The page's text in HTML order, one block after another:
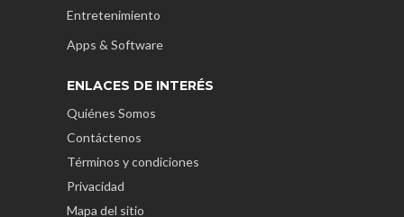
Entretenimiento
Apps & Software
ENLACES DE INTERÉS
Quiénes Somos
Contáctenos
Términos y condiciones
Privacidad
Mapa del sitio